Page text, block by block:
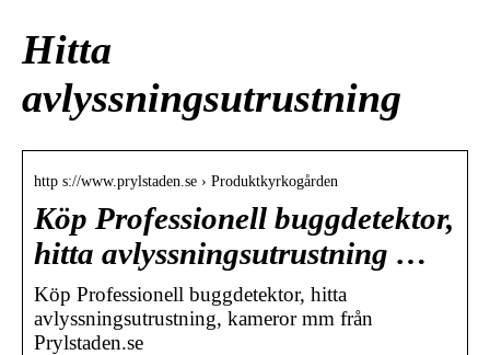
Hitta
avlyssningsutrustning
http s://www.prylstaden.se › Produktkyrkogården
Köp Professionell buggdetektor,
hitta avlyssningsutrustning …
Köp Professionell buggdetektor, hitta
avlyssningsutrustning, kameror mm från
Prylstaden.se